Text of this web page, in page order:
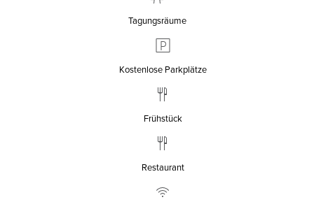
Tagungsräume
Kostenlose Parkplätze
Frühstück
Restaurant